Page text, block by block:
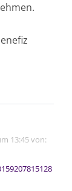
13:45 von: